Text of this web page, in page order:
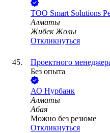
ТОО Smart Solutions
Алматы
Жибек Жолы
Откликнуться
Проектного
Без опыта
АО Нурбанк
Алматы
Абая
Можно без резюме
Откликнуться